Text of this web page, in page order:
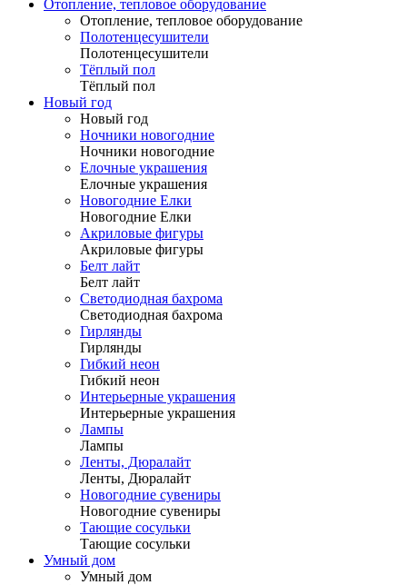
Отопление, тепловое оборудование
Отопление, тепловое оборудование
Полотенцесушители
Полотенцесушители
Тёплый пол
Тёплый пол
Новый год
Новый год
Ночники новогодние
Ночники новогодние
Елочные украшения
Елочные украшения
Новогодние Елки
Новогодние Елки
Акриловые фигуры
Акриловые фигуры
Белт лайт
Белт лайт
Светодиодная бахрома
Светодиодная бахрома
Гирлянды
Гирлянды
Гибкий неон
Гибкий неон
Интерьерные украшения
Интерьерные украшения
Лампы
Лампы
Ленты, Дюралайт
Ленты, Дюралайт
Новогодние сувениры
Новогодние сувениры
Тающие сосульки
Тающие сосульки
Умный дом
Умный дом